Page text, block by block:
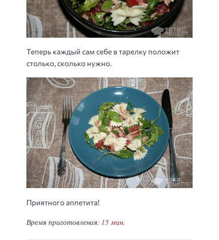
Теперь каждый сам себе в тарелку положит
столько, сколько нужно.
Приятного аппетита!
Время приготовления: 15 мин.